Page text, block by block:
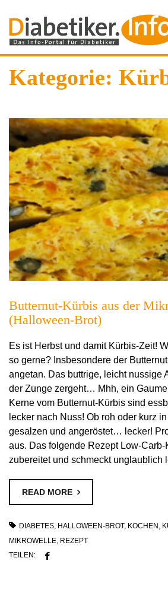
Kategorie:
Butternut-Kürbis aus der
(Halloween-Brot)
Es ist Herbst und damit Kürbis-Zeit!
so gerne? Insbesondere der
angetan. Das buttrige, leicht nussige
der Zunge zergeht… Mhh, ein
Kerne vom Butternut-Kürbis sind
lecker nach Nuss! Ob roh oder kurz
gesalzen und angeröstet… lecker!
aus. Das folgende Rezept Low-Carb-
zubereitet und schmeckt unglaublich
READ MORE
DIABETES, HALLOWEEN-BROT, KOCHEN,
MIKROWELLE, REZEPT
TEILEN: